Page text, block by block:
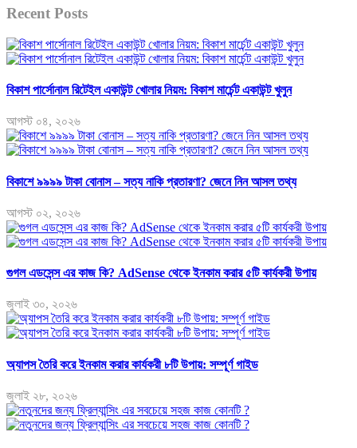
Recent Posts
বিকাশ পার্সোনাল রিটেইল একাউন্ট খোলার নিয়ম: বিকাশ মার্চেন্ট একাউন্ট খুলুন
আগস্ট ০৪, ২০২৬
বিকাশে ৯৯৯৯ টাকা বোনাস – সত্য নাকি প্রতারণা? জেনে নিন আসল তথ্য
আগস্ট ০২, ২০২৬
গুগল এডসেন্স এর কাজ কি? AdSense থেকে ইনকাম করার ৫টি কার্যকরী উপায়
জুলাই ৩০, ২০২৬
অ্যাপস তৈরি করে ইনকাম করার কার্যকরী ৮টি উপায়: সম্পূর্ণ গাইড
জুলাই ২৮, ২০২৬